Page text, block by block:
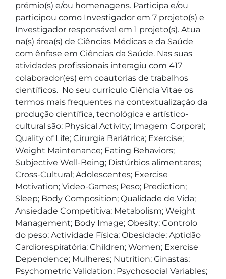
prémio(s) e/ou homenagens. Participa e/ou
participou como Investigador em 7 projeto(s) e
Investigador responsável em 1 projeto(s). Atua
na(s) área(s) de Ciências Médicas e da Saúde
com ênfase em Ciências da Saúde. Nas suas
atividades profissionais interagiu com 417
colaborador(es) em coautorias de trabalhos
científicos.  No seu currículo Ciência Vitae os
termos mais frequentes na contextualização da
produção científica, tecnológica e artístico-
cultural são: Physical Activity; Imagem Corporal;
Quality of Life; Cirurgia Bariátrica; Exercise;
Weight Maintenance; Eating Behaviors;
Subjective Well-Being; Distúrbios alimentares;
Cross-Cultural; Adolescentes; Exercise
Motivation; Video-Games; Peso; Prediction;
Sleep; Body Composition; Qualidade de Vida;
Ansiedade Competitiva; Metabolism; Weight
Management; Body Image; Obesity; Controlo
do peso; Actividade Física; Obesidade; Aptidão
Cardiorespiratória; Children; Women; Exercise
Dependence; Mulheres; Nutrition; Ginastas;
Psychometric Validation; Psychosocial Variables;